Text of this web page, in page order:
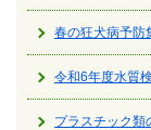
春の狂犬病予防
令和6年度水質
プラスチック類